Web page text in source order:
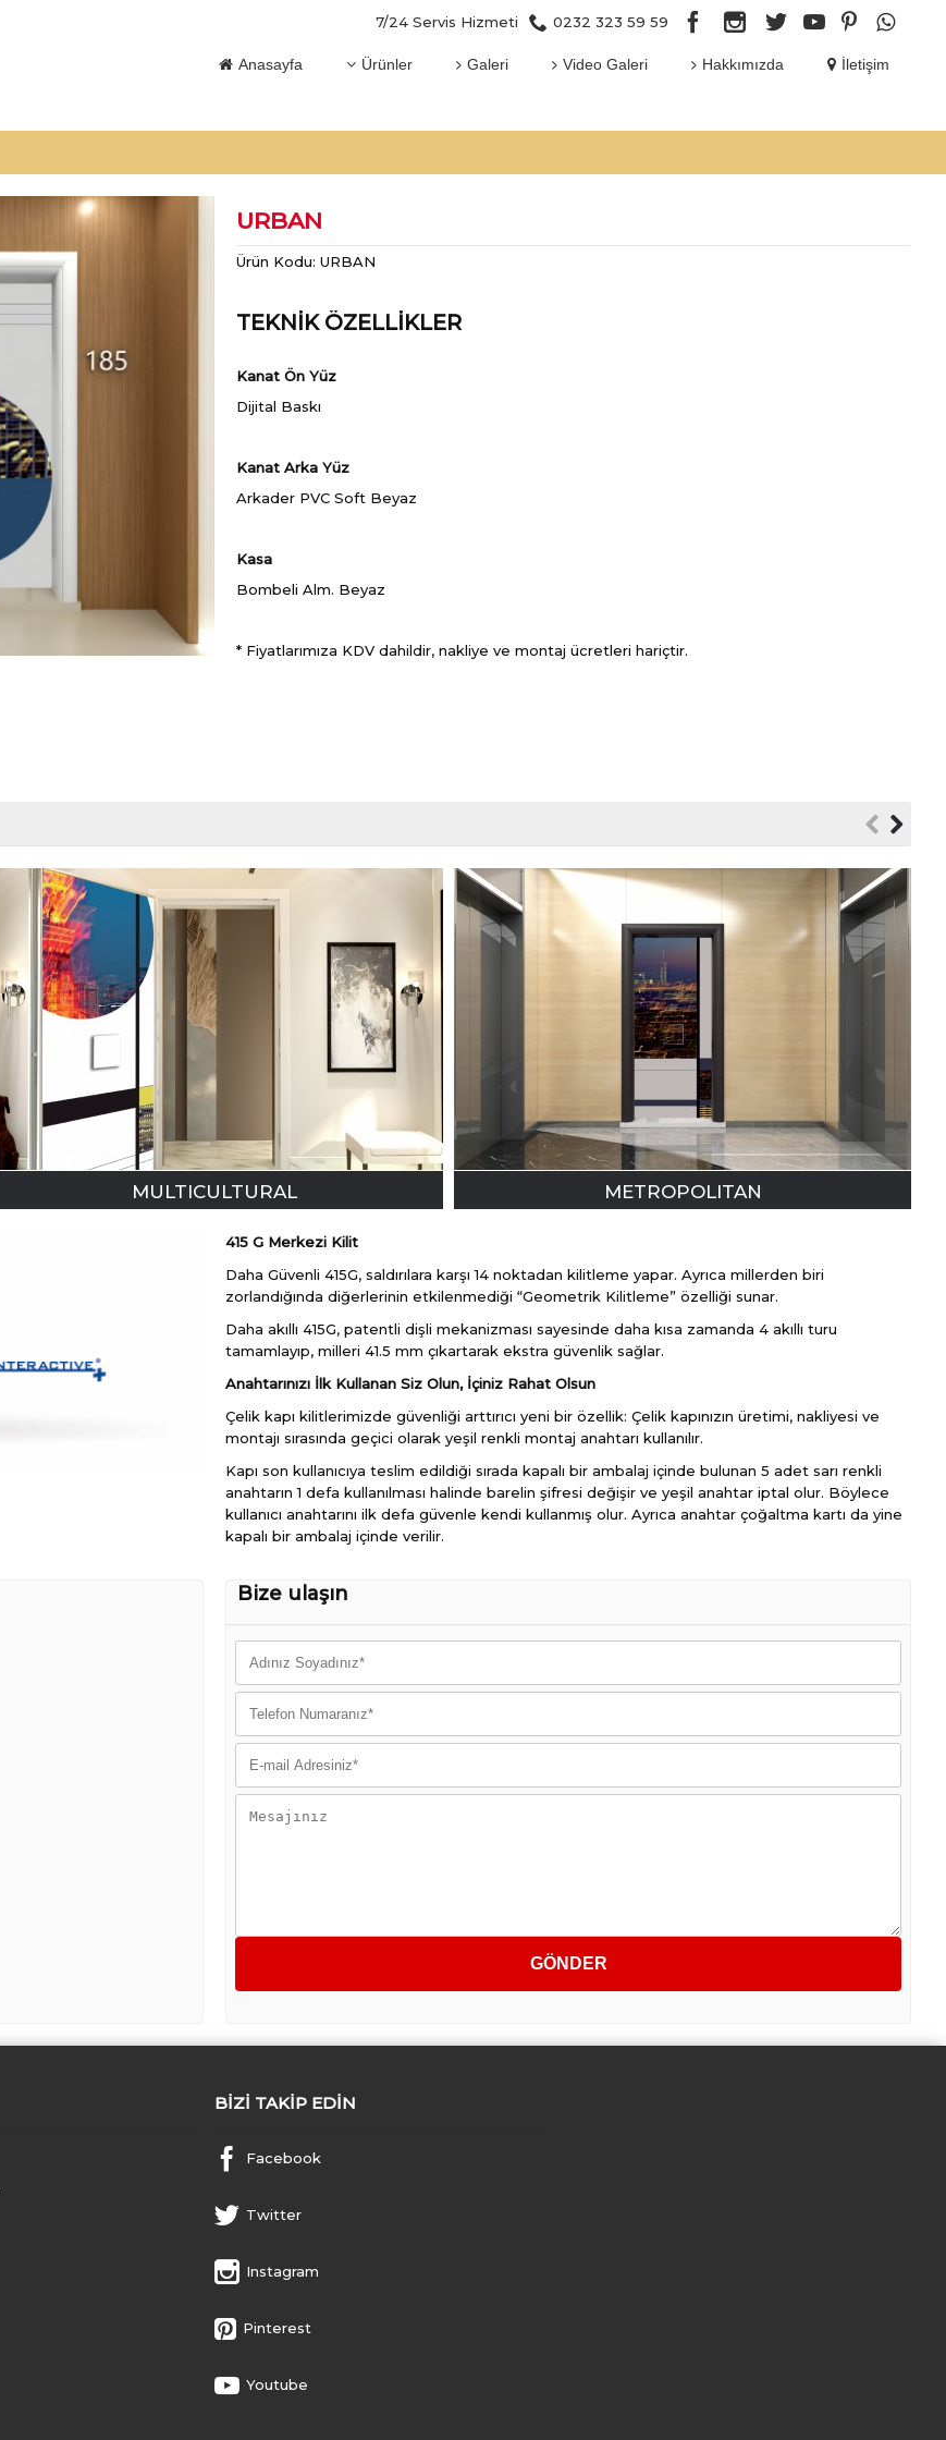
7/24 Servis Hizmeti 0232 323 59 59
İletişim
Hakkımızda
Video Galeri
Galeri
Ürünler
Anasayfa
URBAN
Ürün Kodu: URBAN
TEKNİK ÖZELLİKLER
Kanat Ön Yüz
Dijital Baskı
Kanat Arka Yüz
Arkader PVC Soft Beyaz
Kasa
Bombeli Alm. Beyaz
* Fiyatlarımıza KDV dahildir, nakliye ve montaj ücretleri hariçtir.
MULTICULTURAL METROPOLITAN
415 G Merkezi Kilit
Daha Güvenli 415G, saldırılara karşı 14 noktadan kilitleme yapar. Ayrıca millerden biri
zorlandığında diğerlerinin etkilenmediği “Geometrik Kilitleme” özelliği sunar.
Daha akıllı 415G, patentli dişli mekanizması sayesinde daha kısa zamanda 4 akıllı turu
tamamlayıp, milleri 41.5 mm çıkartarak ekstra güvenlik sağlar.
Anahtarınızı İlk Kullanan Siz Olun, İçiniz Rahat Olsun
Çelik kapı kilitlerimizde güvenliği arttırıcı yeni bir özellik: Çelik kapınızın üretimi, nakliyesi ve
montajı sırasında geçici olarak yeşil renkli montaj anahtarı kullanılır.
Kapı son kullanıcıya teslim edildiği sırada kapalı bir ambalaj içinde bulunan 5 adet sarı renkli
anahtarın 1 defa kullanılması halinde barelin şifresi değişir ve yeşil anahtar iptal olur. Böylece
kullanıcı anahtarını ilk defa güvenle kendi kullanmış olur. Ayrıca anahtar çoğaltma kartı da yine
kapalı bir ambalaj içinde verilir.
Bize ulaşın
BIZI TAKIP EDIN
Facebook
Twitter
Instagram
Pinterest
Youtube